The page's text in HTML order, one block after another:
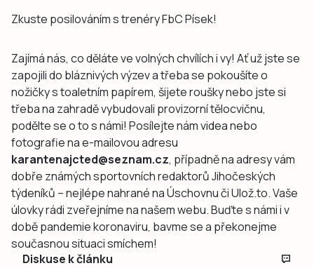
Zkuste posilováním s trenéry FbC Písek!
Zajímá nás, co děláte ve volných chvílích i vy! Ať už jste se
zapojili do bláznivých výzev a třeba se pokoušíte o
nožičky s toaletním papírem, šijete roušky nebo jste si
třeba na zahradě vybudovali provizorní tělocvičnu,
podělte se o to s námi! Posílejte nám videa nebo
fotografie na e-mailovou adresu
karantenajcted@seznam.cz, případně na adresy vám
dobře známých sportovních redaktorů Jihočeských
týdeníků – nejlépe nahrané na Úschovnu či Ulož.to. Vaše
úlovky rádi zveřejníme na našem webu. Buďte s námi i v
době pandemie koronaviru, bavme se a překonejme
současnou situaci smíchem!
Diskuse k článku